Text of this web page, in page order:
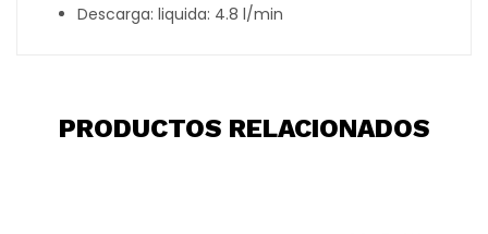
Descarga: liquida: 4.8 l/min
PRODUCTOS RELACIONADOS